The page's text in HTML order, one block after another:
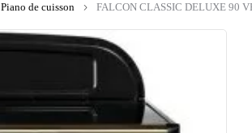
Piano de cuisson FALCON CLASSIC DELUXE 90